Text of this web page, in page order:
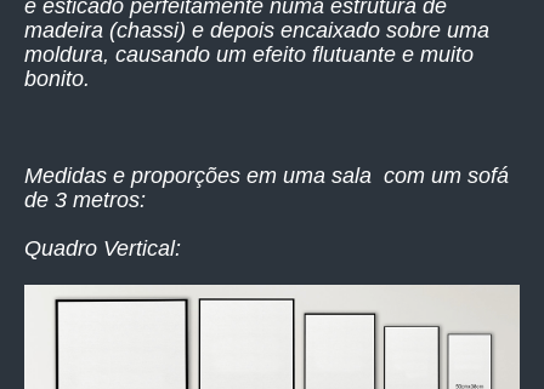
é esticado perfeitamente numa estrutura de
madeira (chassi) e depois encaixado sobre uma
moldura, causando um efeito flutuante e muito
bonito.
Medidas e proporções em uma sala com um sofá
de 3 metros:
Quadro Vertical: